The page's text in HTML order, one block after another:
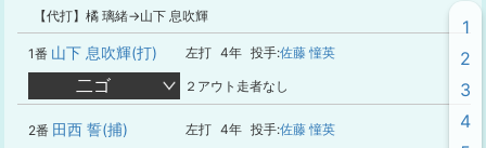
【代打】橘 璃緒→山下 息吹輝
1番 山下 息吹輝(打) 左打 4年 投手:佐藤 憧英
二ゴ ２アウト走者なし
2番 田西 誓(捕) 左打 4年 投手:佐藤 憧英
1
2
3
4